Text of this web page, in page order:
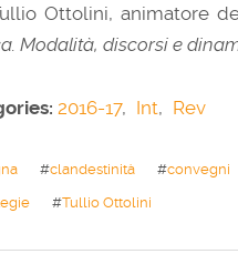
Ottolini, animatore
Modalità, discorsi e
2016-17, Int, Rev
#clandestinità #convegni
#Tullio Ottolini